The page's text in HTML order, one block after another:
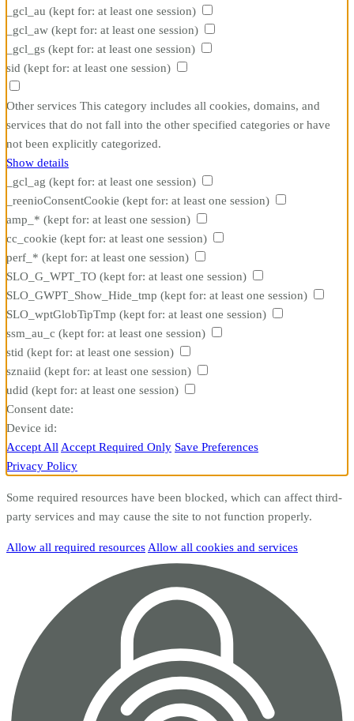
_gcl_au (kept for: at least one session)
_gcl_aw (kept for: at least one session)
_gcl_gs (kept for: at least one session)
sid (kept for: at least one session)
Other services This category includes all cookies, domains, and
services that do not fall into the other specified categories or have
not been explicitly categorized.
Show details
_gcl_ag (kept for: at least one session)
_reenioConsentCookie (kept for: at least one session)
amp_* (kept for: at least one session)
cc_cookie (kept for: at least one session)
perf_* (kept for: at least one session)
SLO_G_WPT_TO (kept for: at least one session)
SLO_GWPT_Show_Hide_tmp (kept for: at least one session)
SLO_wptGlobTipTmp (kept for: at least one session)
ssm_au_c (kept for: at least one session)
stid (kept for: at least one session)
sznaiid (kept for: at least one session)
udid (kept for: at least one session)
Consent date:
Device id:
Accept AllAccept Required Only Save Preferences
Privacy Policy
Some required resources have been blocked, which can affect third-
party services and may cause the site to not function properly.
Allow all required resources Allow all cookies and services